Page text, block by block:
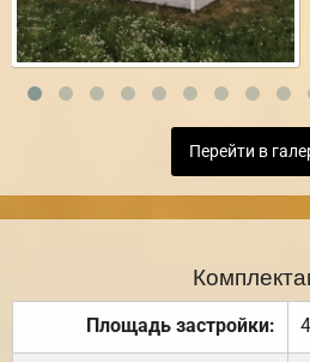
Перейти в
Площадь застройки: